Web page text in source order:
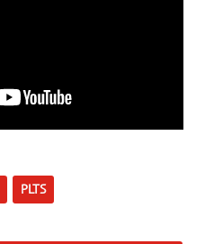
PLTS